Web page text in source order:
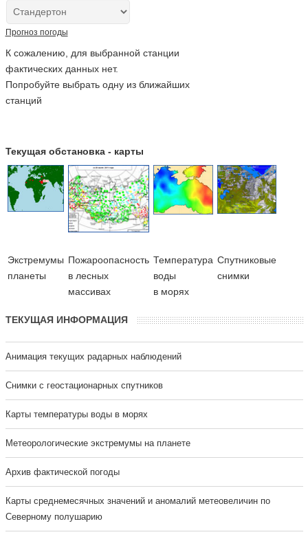
Прогноз погоды
К сожалению, для выбранной станции
фактических данных нет.
Попробуйте выбрать одну из ближайших
станций
Текущая обстановка - карты
Экстремумы
планеты
Пожароопасность
в лесных
массивах
Температура
воды
в морях
Cпутниковые
снимки
ТЕКУЩАЯ ИНФОРМАЦИЯ
Анимация текущих радарных наблюдений
Cнимки с геостационарных спутников
Карты температуры воды в морях
Метеорологические экстремумы на планете
Архив фактической погоды
Карты среднемесячных значений и аномалий метеовеличин по
Северному полушарию